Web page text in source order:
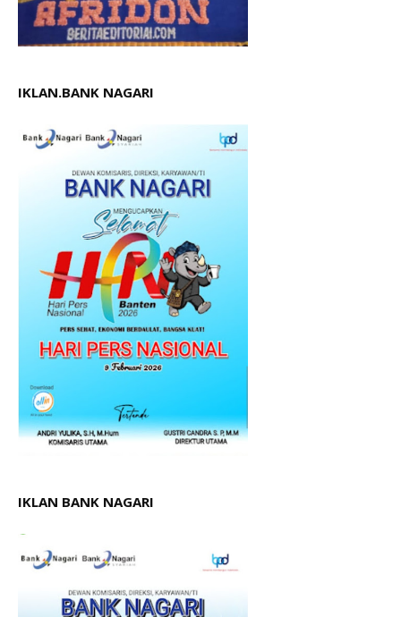
IKLAN.BANK NAGARI
IKLAN BANK NAGARI